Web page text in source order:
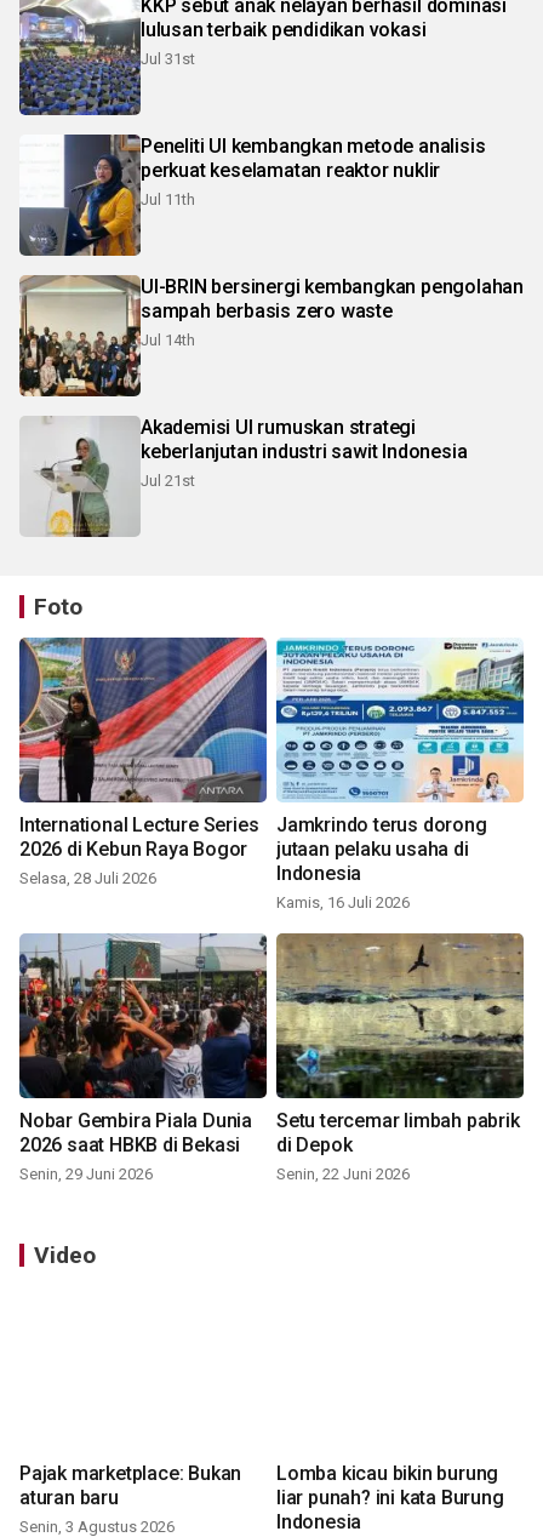
KKP sebut anak nelayan berhasil dominasi
lulusan terbaik pendidikan vokasi
Jul 31st
Peneliti UI kembangkan metode analisis
perkuat keselamatan reaktor nuklir
Jul 11th
UI-BRIN bersinergi kembangkan pengolahan
sampah berbasis zero waste
Jul 14th
Akademisi UI rumuskan strategi
keberlanjutan industri sawit Indonesia
Jul 21st
Foto
International Lecture Series
2026 di Kebun Raya Bogor
Selasa, 28 Juli 2026
Jamkrindo terus dorong
jutaan pelaku usaha di
Indonesia
Kamis, 16 Juli 2026
Nobar Gembira Piala Dunia
2026 saat HBKB di Bekasi
Senin, 29 Juni 2026
Setu tercemar limbah pabrik
di Depok
Senin, 22 Juni 2026
Video
Pajak marketplace: Bukan
aturan baru
Senin, 3 Agustus 2026
Lomba kicau bikin burung
liar punah? ini kata Burung
Indonesia